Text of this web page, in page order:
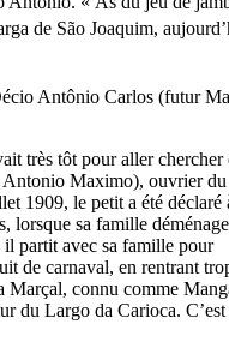
de São Joaquim,
Antônio Carlos (futur
très tôt pour aller chercher
Antonio Maximo), ouvrier du
1909, le petit a été déclaré
lorsque sa famille
partit avec sa famille pour
de carnaval, en rentrant
Marçal, connu comme
du Largo da Carioca.